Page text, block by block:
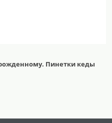
петель на ваш размер.
класс не оставит вас
Пинетки кеды